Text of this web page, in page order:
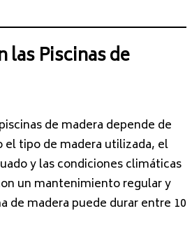
las Piscinas de
de madera depende de
el tipo de madera utilizada, el
y las condiciones climáticas
un mantenimiento regular y
de madera puede durar entre 10